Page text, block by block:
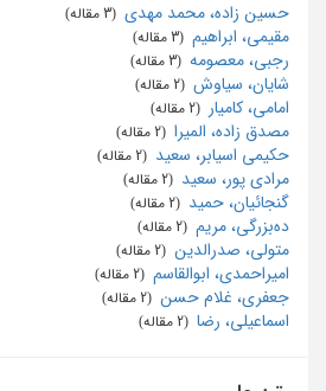
حسین زاده، محمد مهدی
مقیمی، ابراهیم
رجبی، معصومه
شایان، سیاوش
امامی، کامیار
مصدق زاده، المیرا
حکیمی اسیابر، سعید
مرادی پور، سعید
گنجائیان، حمید
ده‌بزرگی، مریم
متولی، صدرالدین
امیراحمدی، ابوالقاسم
جعفری، غلام حسن
اسماعیلی، رضا